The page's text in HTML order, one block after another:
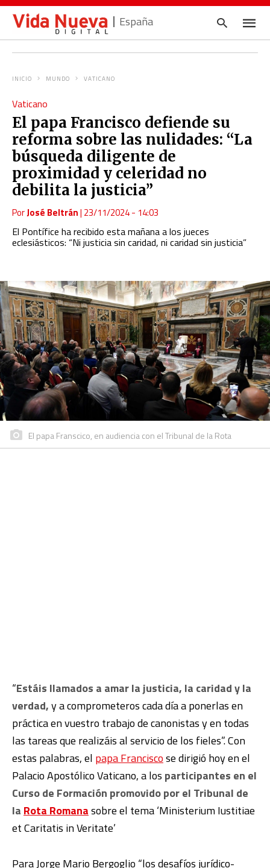
España
pulsa
en
INICIO MUNDO VATICANO
Vaticano
El papa Francisco defiende su
reforma sobre las nulidades: “La
búsqueda diligente de
proximidad y celeridad no
debilita la justicia”
PorJosé Beltrán| 23/11/2024 - 14:03
El Pontífice ha recibido esta mañana a los jueces
eclesiásticos: “Ni justicia sin caridad, ni caridad sin justicia”
El papa Franscico, en audiencia con el Tribunal de la Rota
“Estáis llamados a amar la justicia, la caridad y la
verdad,y a comprometeros cada día a ponerlas en
práctica en vuestro trabajo de canonistas y en todas
las tareas que realizáis al servicio de los fieles”. Con
estas palabras, el papa Franciscose dirigió hoy en el
Palacio Apostólico Vaticano, a los participantes en el
Curso de Formación promovido por el Tribunal de
la Rota Romanasobre el tema ‘Ministerium Iustitiae
et Caritatis in Veritate’
Para Jorge Mario Bergoglio “los desafíos jurídico-